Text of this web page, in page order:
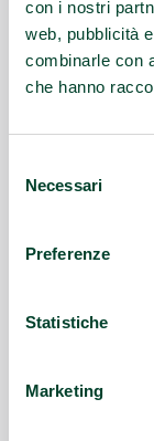
con i nostri
web, pubblicità
combinarle con
che hanno
delNecessari
Preferenze
Statistiche
Marketing